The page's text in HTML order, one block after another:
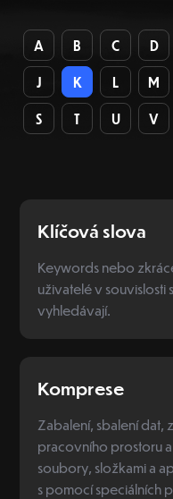
A B C D
J K L M
S T U V
Klíčová slova
Keywords nebo
uživatelé v souvislosti
vyhledávají.
Komprese
Zabalení, sbalení dat,
pracovního prostoru
soubory, složkami a
s pomocí speciálních